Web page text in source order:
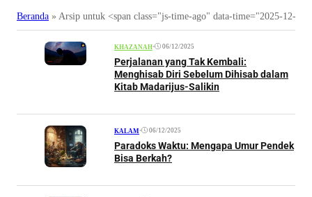
Beranda » Arsip untuk <span class="js-time-ago" data-time="2025-12-
KHAZANAH• 06/12/2025
Perjalanan yang Tak Kembali:
Menghisab Diri Sebelum Dihisab dalam
Kitab Madarijus-Salikin
KALAM • 06/12/2025
Paradoks Waktu: Mengapa Umur Pendek
Bisa Berkah?